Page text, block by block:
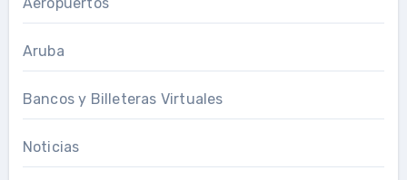
Aruba
Bancos y Billeteras Virtuales
Noticias